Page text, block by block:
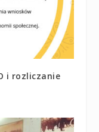
i rozliczanie